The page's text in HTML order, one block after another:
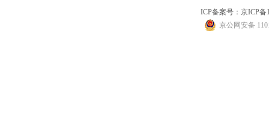
ICP备案号： 京ICP备
京公网安备